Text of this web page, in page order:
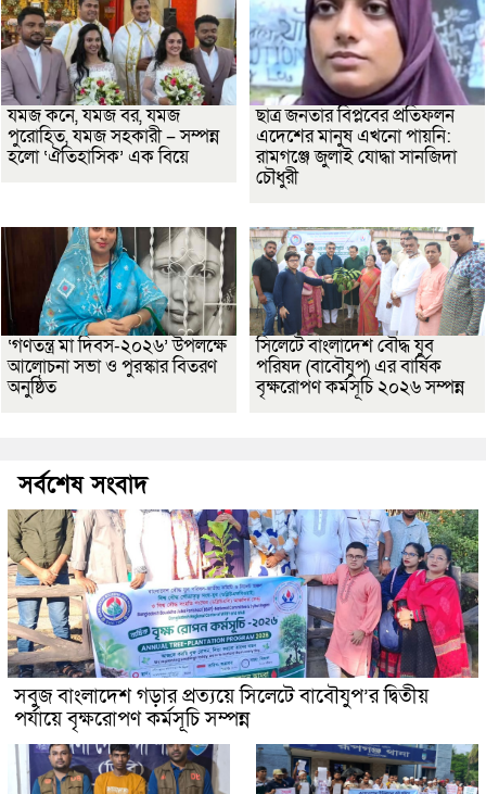
যমজ কনে, যমজ বর, যমজ
পুরোহিত, যমজ সহকারী – সম্পন্ন
হলো ‘ঐতিহাসিক’ এক বিয়ে
ছাত্র জনতার বিপ্লবের প্রতিফলন
এদেশের মানুষ এখনো পায়নি:
রামগঞ্জে জুলাই যোদ্ধা সানজিদা
চৌধুরী
‘গণতন্ত্র মা দিবস-২০২৬’ উপলক্ষে
আলোচনা সভা ও পুরস্কার বিতরণ
অনুষ্ঠিত
সিলেটে বাংলাদেশ বৌদ্ধ যুব
পরিষদ (বাবৌযুপ) এর বার্ষিক
বৃক্ষরোপণ কর্মসূচি ২০২৬ সম্পন্ন
সর্বশেষ সংবাদ
সবুজ বাংলাদেশ গড়ার প্রত্যয়ে সিলেটে বাবৌযুপ’র দ্বিতীয়
পর্যায়ে বৃক্ষরোপণ কর্মসূচি সম্পন্ন